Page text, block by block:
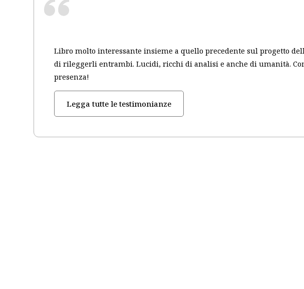
Libro molto interessante insieme a quello precedente sul progetto
di rileggerli entrambi. Lucidi, ricchi di analisi e anche di umanità.
presenza!
Legga tutte le testimonianze